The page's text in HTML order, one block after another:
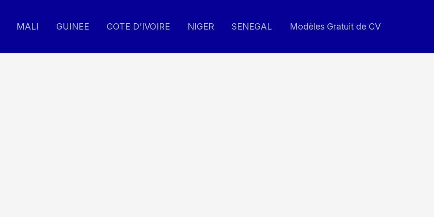
MALI GUINEE COTE D’IVOIRE NIGER SENEGAL Modèles Gratuit de CV